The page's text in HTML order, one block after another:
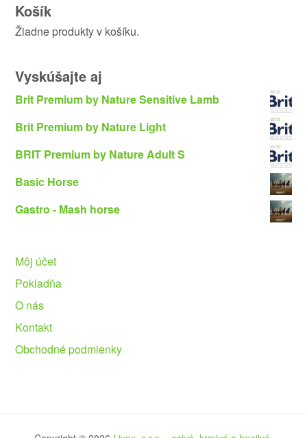
Košík
Žiadne produkty v košíku.
Vyskúšajte aj
Brit Premium by Nature Sensitive Lamb
Brit Premium by Nature Light
BRIT Premium by Nature Adult S
Basic Horse
Gastro - Mash horse
Môj účet
Pokladňa
O nás
Kontakt
Obchodné podmienky